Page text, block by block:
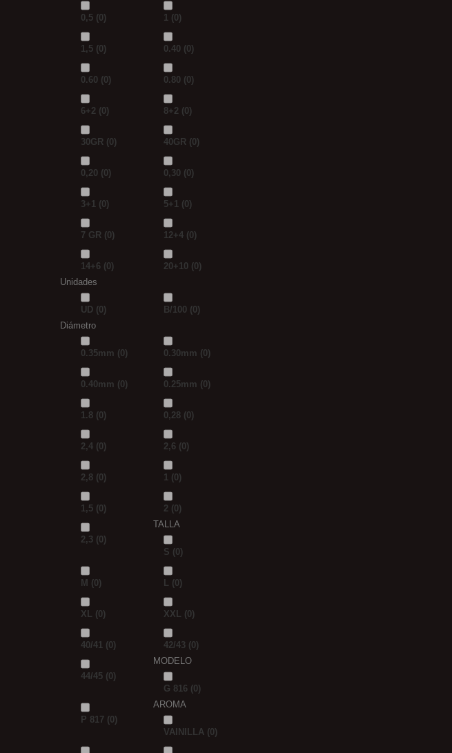
0,5 (0) 1 (0)
1,5 (0) 0.40 (0)
0.60 (0) 0.80 (0)
6+2 (0) 8+2 (0)
30GR (0) 40GR (0)
0,20 (0) 0,30 (0)
3+1 (0) 5+1 (0)
7 GR (0) 12+4 (0)
14+6 (0) 20+10 (0)
Unidades
UD (0) B/100 (0)
Diámetro
0.35mm (0) 0.30mm (0)
0.40mm (0) 0.25mm (0)
1.8 (0) 0,28 (0)
2,4 (0) 2,6 (0)
2,8 (0) 1 (0)
1,5 (0) 2 (0)
2,3 (0)
TALLA
S (0)
M (0) L (0)
XL (0) XXL (0)
40/41 (0) 42/43 (0)
44/45 (0)
MODELO
G 816 (0)
P 817 (0)
AROMA
VAINILLA (0)